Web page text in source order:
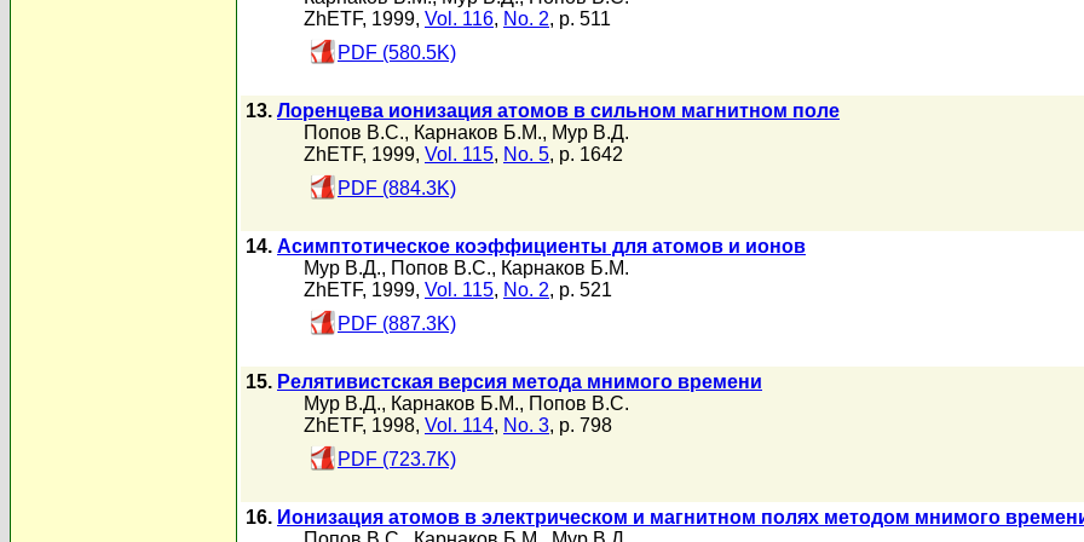
ZhETF, 1999, Vol. 116, No. 2, p. 511
PDF (580.5K)
13. Лоренцева ионизация атомов в сильном магнитном поле
Попов В.С., Карнаков Б.М., Мур В.Д.
ZhETF, 1999, Vol. 115, No. 5, p. 1642
PDF (884.3K)
14. Асимптотическое коэффициенты для атомов и ионов
Мур В.Д., Попов В.С., Карнаков Б.М.
ZhETF, 1999, Vol. 115, No. 2, p. 521
PDF (887.3K)
15. Релятивистская версия метода мнимого времени
Мур В.Д., Карнаков Б.М., Попов В.С.
ZhETF, 1998, Vol. 114, No. 3, p. 798
PDF (723.7K)
16. Ионизация атомов в электрическом и магнитном полях методом мнимого